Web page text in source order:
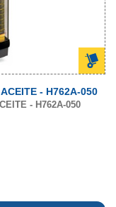
- H762A-050
- H762A-050